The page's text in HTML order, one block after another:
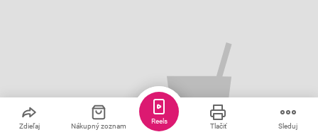
Zdieľaj Nákupný zoznam Tlačiť Sleduj
Reels